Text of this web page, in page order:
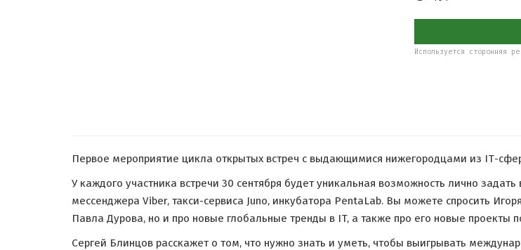
Используется сторонняя
Первое мероприятие цикла открытых встреч с выдающимися нижегородцами из IТ-
У каждого участника встречи 30 сентября будет уникальная возможность лично
мессенджера Viber, такси-сервиса Juno, инкубатора PentaLab. Вы можете спросить
Павла Дурова, но и про новые глобальные тренды в IT, а также про его новые
Сергей Блинцов расскажет о том, что нужно знать и уметь, чтобы выигрывать